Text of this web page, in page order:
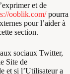
et de
ooblik.com/pourra
pour l’aider à
section.
sociaux Twitter,
Site de
et si l’Utilisateur a